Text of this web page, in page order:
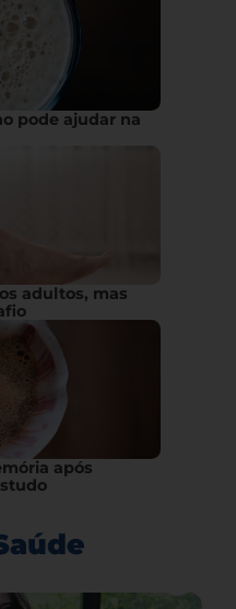
pode ajudar na
adultos, mas
após